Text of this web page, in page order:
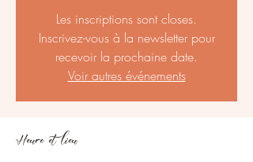
Les inscriptions sont closes.
Inscrivez-vous à la newsletter pour
recevoir la prochaine date.
Voir autres événements
Heure et lieu